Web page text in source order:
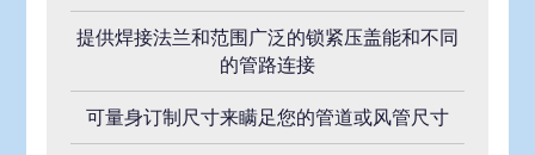
提供焊接法兰和范围广泛的锁紧压盖能和不同
的管路连接
可量身订制尺寸来瞒足您的管道或风管尺寸